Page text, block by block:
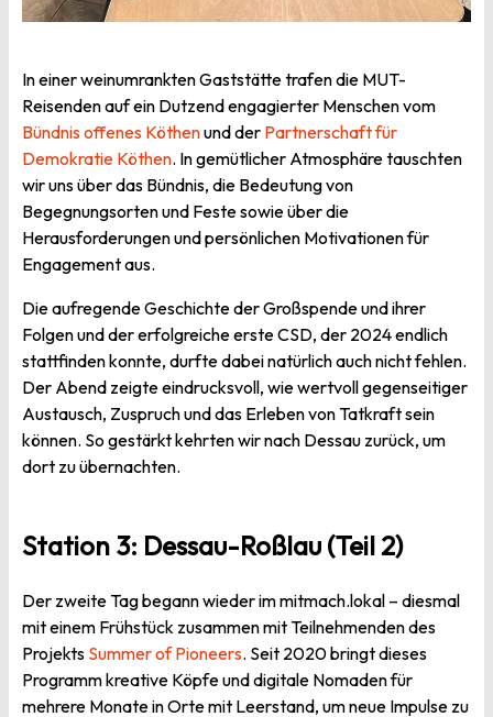
In einer weinumrankten Gaststätte trafen die MUT-
Reisenden auf ein Dutzend engagierter Menschen vom
Bündnis offenes Köthenund der Partnerschaft für
Demokratie Köthen. In gemütlicher Atmosphäre tauschten
wir uns über das Bündnis, die Bedeutung von
Begegnungsorten und Feste sowie über die
Herausforderungen und persönlichen Motivationen für
Engagement aus.
Die aufregende Geschichte der Großspende und ihrer
Folgen und der erfolgreiche erste CSD, der 2024 endlich
stattfinden konnte, durfte dabei natürlich auch nicht fehlen.
Der Abend zeigte eindrucksvoll, wie wertvoll gegenseitiger
Austausch, Zuspruch und das Erleben von Tatkraft sein
können. So gestärkt kehrten wir nach Dessau zurück, um
dort zu übernachten.
Station 3: Dessau-Roßlau (Teil 2)
Der zweite Tag begann wieder im mitmach.lokal – diesmal
mit einem Frühstück zusammen mit Teilnehmenden des
Projekts Summer of Pioneers. Seit 2020 bringt dieses
Programm kreative Köpfe und digitale Nomaden für
mehrere Monate in Orte mit Leerstand, um neue Impulse zu